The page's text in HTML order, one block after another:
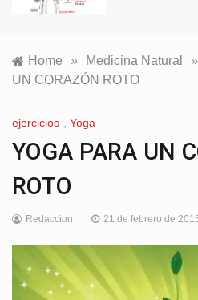
Home » Medicina Natural »
UN CORAZÓN ROTO
ejercicios , Yoga
YOGA PARA UN
ROTO
Redaccion 21 de febrero de